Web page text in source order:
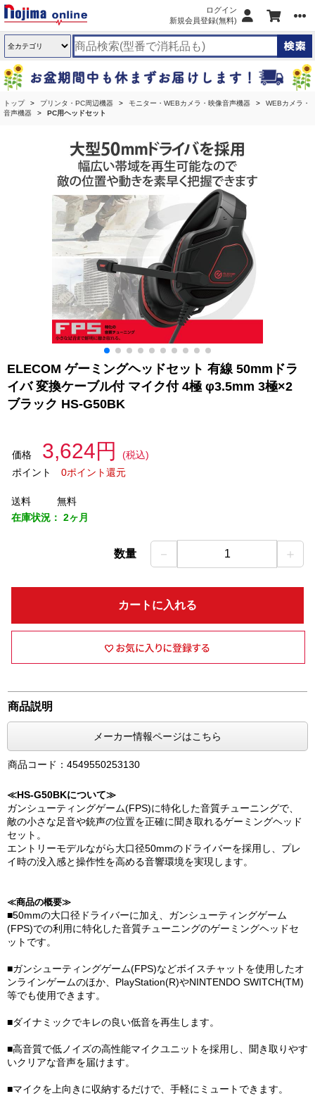
ログイン
新規会員登録(無料)
トップ プリンタ・PC周辺機器 モニター・WEBカメラ・映像音声機器
WEBカメラ・
音声機器
PC用ヘッドセット
ELECOM ゲーミングヘッドセット 有線 50mmドラ
イバ 変換ケーブル付 マイク付 4極 φ3.5mm 3極×2
ブラック HS-G50BK
価格 3,624円
(税込)
ポイント
0ポイント還元
送料
無料
在庫状況： 2ヶ月
数量 － 1 ＋
カートに入れる
商品説明
メーカー情報ページはこちら
商品コード：4549550253130
≪HS-G50BKについて≫
ガンシューティングゲーム(FPS)に特化した音質チューニングで、
敵の小さな足音や銃声の位置を正確に聞き取れるゲーミングヘッド
セット。
エントリーモデルながら大口径50mmのドライバーを採用し、プレ
イ時の没入感と操作性を高める音響環境を実現します。
≪商品の概要≫
■50mmの大口径ドライバーに加え、ガンシューティングゲーム
(FPS)での利用に特化した音質チューニングのゲーミングヘッドセ
ットです。
■ガンシューティングゲーム(FPS)などボイスチャットを使用したオ
ンラインゲームのほか、PlayStation(R)やNINTENDO SWITCH(TM)
等でも使用できます。
■ダイナミックでキレの良い低音を再生します。
■高音質で低ノイズの高性能マイクユニットを採用し、聞き取りやす
いクリアな音声を届けます。
■マイクを上向きに収納するだけで、手軽にミュートできます。